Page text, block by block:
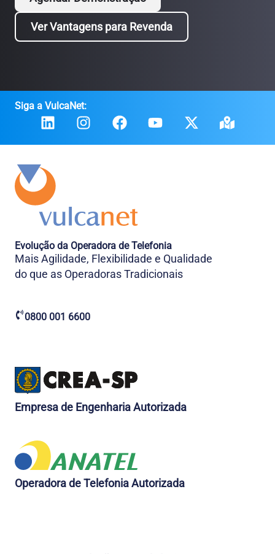
Ver Vantagens para Revenda
Siga a VulcaNet:
Evolução da Operadora de Telefonia
Mais Agilidade, Flexibilidade e Qualidade
do que as Operadoras Tradicionais
0800 001 6600
Empresa de Engenharia Autorizada
Operadora de Telefonia Autorizada